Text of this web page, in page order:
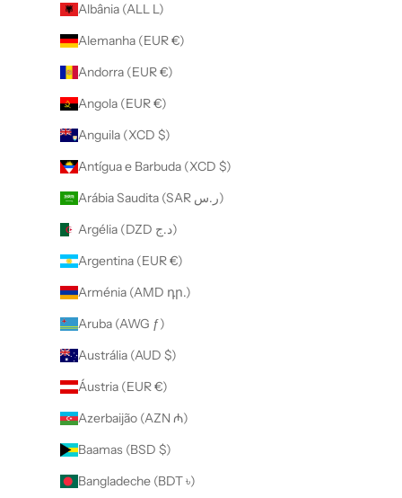
Albânia (ALL L)
Alemanha (EUR €)
Andorra (EUR €)
Angola (EUR €)
Anguila (XCD $)
Antígua e Barbuda (XCD $)
Arábia Saudita (SAR ر.س)
Argélia (DZD د.ج)
Argentina (EUR €)
Arménia (AMD դր.)
Aruba (AWG ƒ)
Austrália (AUD $)
Áustria (EUR €)
Azerbaijão (AZN ₼)
Baamas (BSD $)
Bangladeche (BDT ৳)